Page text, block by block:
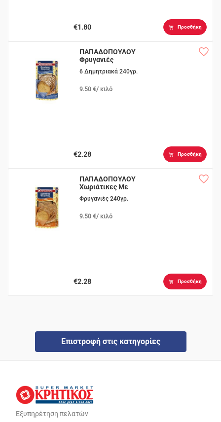
€1.80 Προσθήκη
ΠΑΠΑΔΟΠΟΥΛΟΥ
Φρυγανιές
Χωριάτικες
6 Δημητριακά 240γρ.
9.50 €/ κιλό
€2.28 Προσθήκη
ΠΑΠΑΔΟΠΟΥΛΟΥ
Χωριάτικες Με
Σουσάμι
Φρυγανιές 240γρ.
9.50 €/ κιλό
€2.28 Προσθήκη
Επιστροφή στις κατηγορίες
Εξυπηρέτηση πελατών